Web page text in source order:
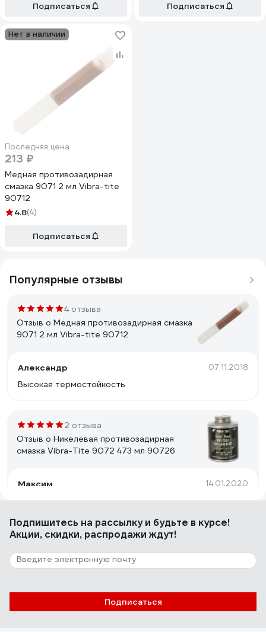
Подписаться
Подписаться
Нет в наличии
Последняя цена
213 ₽
Медная противозадирная
смазка 9071 2 мл Vibra-tite
90712
4.8(4)
Подписаться
Популярные отзывы
4 отзыва
Отзыв о Медная противозадирная смазка
9071 2 мл Vibra-tite 90712
Александр 07.11.2018
Высокая термостойкость
2 отзыва
Отзыв о Никелевая противозадирная
смазка Vibra-Tite 9072 473 мл 90726
Максим 14.01.2020
Качество, низкая цена
2 отзыва
Отзыв о Медная противозадирная смазка
Vibra-Tite 9071 473 мл 90716
Подпишитесь на рассылкуи будьте в курсе!
Акции, скидки, распродажи ждут!
Подписаться